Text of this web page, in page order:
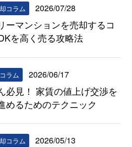
コラム 2026/07/28
ーマンションを売却するコ
を高く売る攻略法
ラム 2026/06/17
必見！ 家賃の値上げ交渉を
めるためのテクニック
コラム 2026/05/13